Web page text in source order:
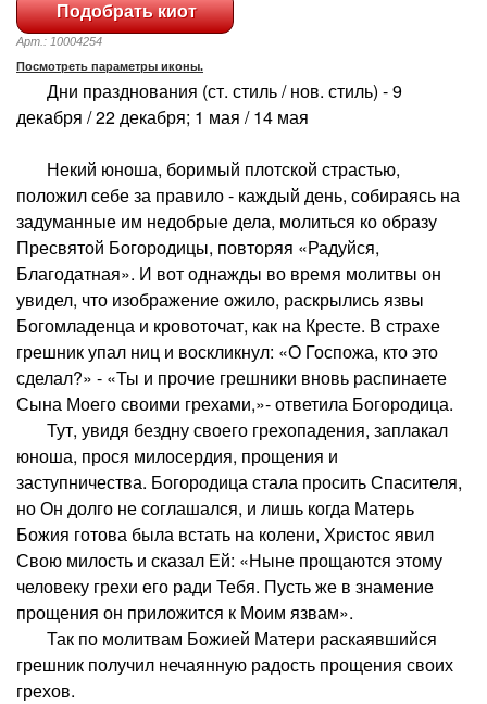
Арт.: 10004254
Посмотреть параметры иконы.
Дни празднования (ст. стиль / нов. стиль) - 9
декабря / 22 декабря; 1 мая / 14 мая
Некий юноша, боримый плотской страстью,
положил себе за правило - каждый день, собираясь на
задуманные им недобрые дела, молиться ко образу
Пресвятой Богородицы, повторяя «Радуйся,
Благодатная». И вот однажды во время молитвы он
увидел, что изображение ожило, раскрылись язвы
Богомладенца и кровоточат, как на Кресте. В страхе
грешник упал ниц и воскликнул: «О Госпожа, кто это
сделал?» - «Ты и прочие грешники вновь распинаете
Сына Моего своими грехами,»- ответила Богородица.
Тут, увидя бездну своего грехопадения, заплакал
юноша, прося милосердия, прощения и
заступничества. Богородица стала просить Спасителя,
но Он долго не соглашался, и лишь когда Матерь
Божия готова была встать на колени, Христос явил
Свою милость и сказал Ей: «Ныне прощаются этому
человеку грехи его ради Тебя. Пусть же в знамение
прощения он приложится к Моим язвам».
Так по молитвам Божией Матери раскаявшийся
грешник получил нечаянную радость прощения своих
грехов.